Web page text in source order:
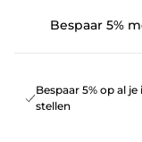
Bespaar 5%
Bespaar 5% op al
stellen